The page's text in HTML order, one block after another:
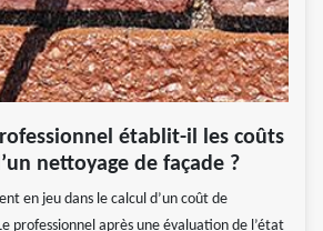
établit-il les coûts
nettoyage de façade ?
en jeu dans le calcul d’un coût de
professionnel après une évaluation de l’état